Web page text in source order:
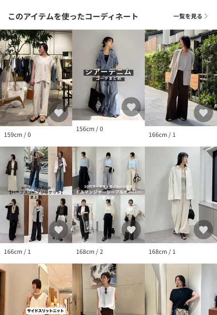
を受け取ることができます。
このアイテムを使ったコーディネート 一覧を見る
159cm / 0
156cm / 0
166cm / 1
166cm / 1 168cm / 2 168cm / 1